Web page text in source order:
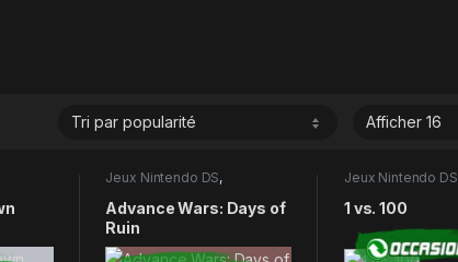
Jeux Nintendo DS,
Advance Wars: Days of
Ruin
Jeux Nintendo DS
1 vs. 100